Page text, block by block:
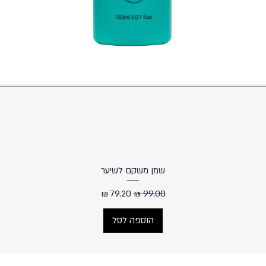
שמן משקם לשיער
מחיר רגיל‏99.00 ‏₪ מחיר מבצע
הוספה לסל